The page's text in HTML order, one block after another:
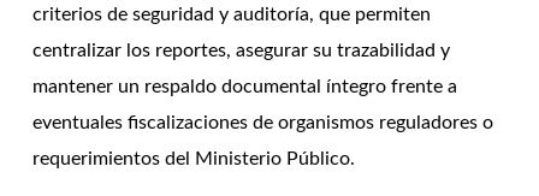
criterios de seguridad y auditoría, que permiten
centralizar los reportes, asegurar su trazabilidad y
mantener un respaldo documental íntegro frente a
eventuales fiscalizaciones de organismos reguladores o
requerimientos del Ministerio Público.